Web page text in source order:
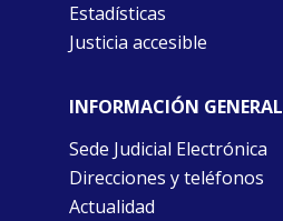
Estadísticas
Justicia accesible
INFORMACIÓN GENERAL
Sede Judicial Electrónica
Direcciones y teléfonos
Actualidad